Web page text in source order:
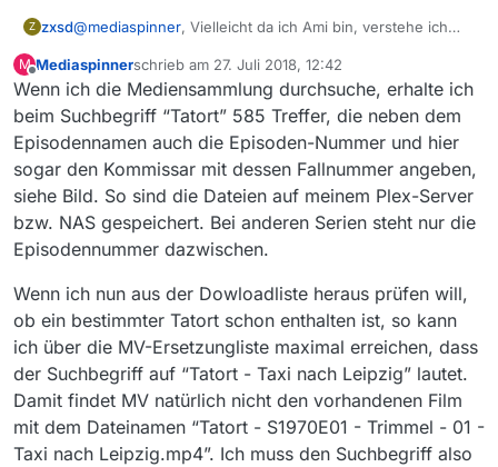
Z zxsd@mediaspinner, Vielleicht da ich Ami bin, verstehe ich
Sicht eines MV-Anwenders, RegEx kaum etwas mit der
MV-Mediensammlung (eine TXT-Datei) zu tun.
Man seiner eigenen Mediensammlung (nennen wir’s
Archiv) wird von MV indiziert. Und dieser MV-Index wird
durchsucht, um festzustellen ob Deine
Mediensammlung/Dein DL-Archiv – wie im Index verewigt
worden ware – ein derartiger Titel beinhaltet. Hier ein
Beispiel:
Meine Mediensammlung (beziehungsweise mein DL-
Archiv) besteht aus drei Elementen:
NAS Nr. 1 (Z:\Fernsehen-DEoder
\\NAS1\Fernsehen-DE , beide funzen);
NAS Nr. 2 (
Y:\ oder \\NAS2\home\ORF_SRF
) und
Dateien die immer noch am DL-PC gespeichert sind.
Anmerkung: Wenn externe Medien nicht im Spiel sind, ist
die Datei,
mediadb.txt
, nicht leicht sichtbar. Da ich
diesen Mediensammlung-Index
(~\.mediathek3\mediadb.txt) an PCs außerhalb
Die Einträge inmediadb.txt werden mit dem
selektierten Titel verglichen, wenn man eine bestimmten
M
Offline
Mediaspinnerschrieb am 27. Juli 2018, 12:42
zuletzt editiert von
Wenn ich die Mediensammlung durchsuche, erhalte ich
beim Suchbegriff “Tatort” 585 Treffer, die neben dem
Episodennamen auch die Episoden-Nummer und hier
sogar den Kommissar mit dessen Fallnummer angeben,
siehe Bild. So sind die Dateien auf meinem Plex-Server
bzw. NAS gespeichert. Bei anderen Serien steht nur die
Episodennummer dazwischen.
Wenn ich nun aus der Dowloadliste heraus prüfen will,
ob ein bestimmter Tatort schon enthalten ist, so kann
ich über die MV-Ersetzungliste maximal erreichen, dass
der Suchbegriff auf “Tatort - Taxi nach Leipzig” lautet.
Damit findet MV natürlich nicht den vorhandenen Film
mit dem Dateinamen “Tatort - S1970E01 - Trimmel - 01 -
Taxi nach Leipzig.mp4”. Ich muss den Suchbegriff also